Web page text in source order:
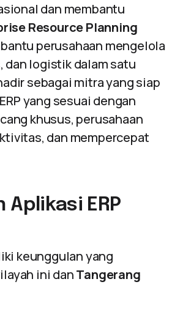
dan membantu
Resource Planning
perusahaan mengelola
dan logistik dalam satu
sebagai mitra yang siap
yang sesuai dengan
khusus, perusahaan
dan mempercepat
ERP
keunggulan yang
ini danTangerang